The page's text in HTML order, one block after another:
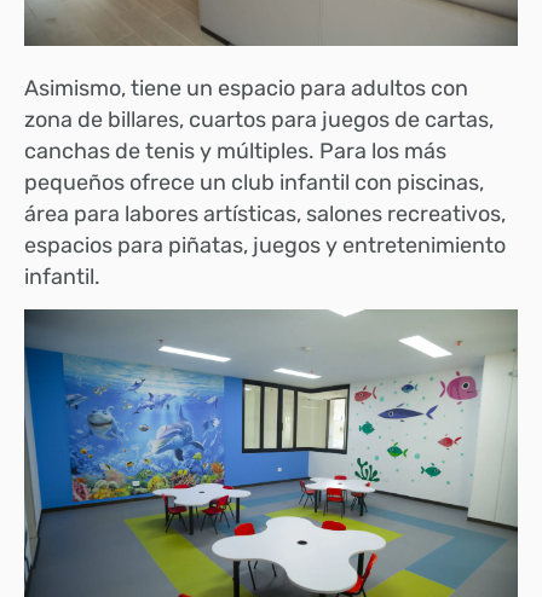
Asimismo, tiene un espacio para adultos con
zona de billares, cuartos para juegos de cartas,
canchas de tenis y múltiples. Para los más
pequeños ofrece un club infantil con piscinas,
área para labores artísticas, salones recreativos,
espacios para piñatas, juegos y entretenimiento
infantil.